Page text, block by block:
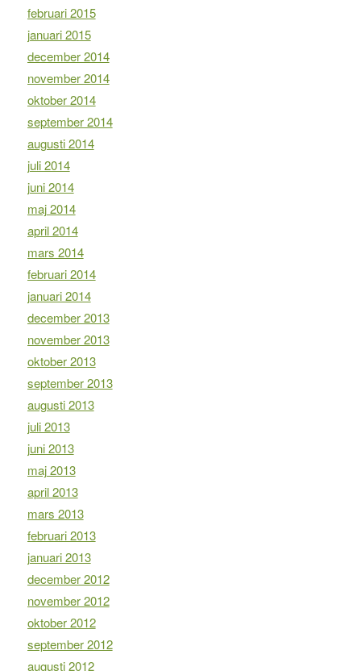
februari 2015
januari 2015
december 2014
november 2014
oktober 2014
september 2014
augusti 2014
juli 2014
juni 2014
maj 2014
april 2014
mars 2014
februari 2014
januari 2014
december 2013
november 2013
oktober 2013
september 2013
augusti 2013
juli 2013
juni 2013
maj 2013
april 2013
mars 2013
februari 2013
januari 2013
december 2012
november 2012
oktober 2012
september 2012
augusti 2012